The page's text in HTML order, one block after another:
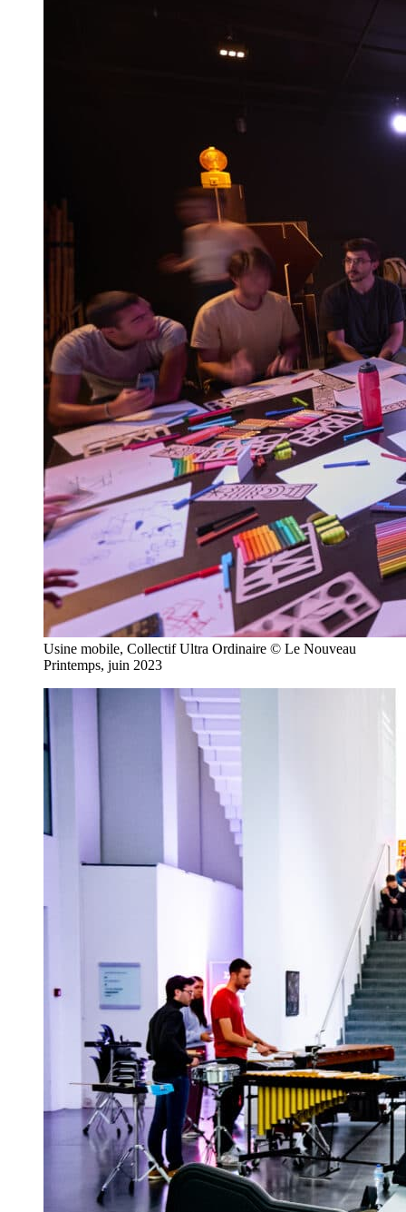
Usine mobile, Collectif Ultra Ordinaire © Le Nouveau
Printemps, juin 2023